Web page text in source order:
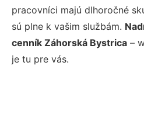
pracovníci majú dlhoročné
sú plne k vašim službám.
cenník Záhorská Bystrica –
je tu pre vás.